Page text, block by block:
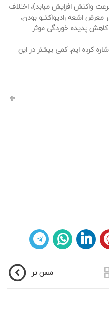
واکنش افزایش میابد)، اختلاف
معرض اشعه رادیواکتیو بودن،
کاهش پدیده خوردگی موثر
کرده ایم. کمی بیشتر در این
مسن تر